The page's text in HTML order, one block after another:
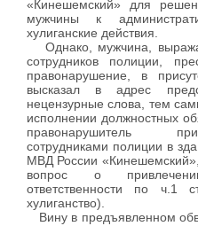
«Кинешемский» для
мужчины к
хулиганские действия.
Однако, мужчина,
сотрудников полиции,
правонарушение, в
высказал в адрес
нецензурные слова, тем
исполнении должностных
правонарушитель
сотрудниками полиции в
МВД России
вопрос о
ответственности по
хулиганство).
Вину в предъявленном